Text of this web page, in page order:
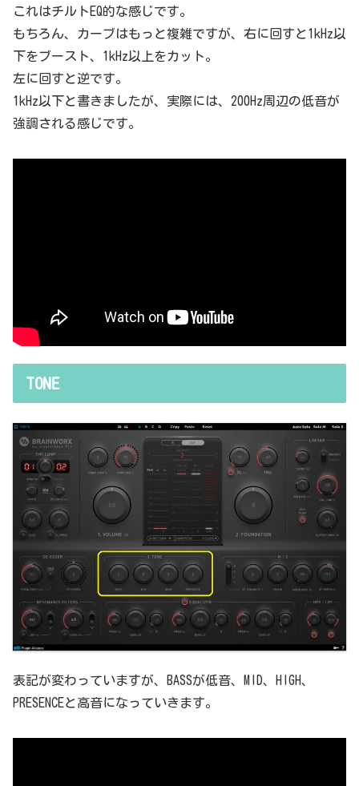
これはチルトEQ的な感じです。
もちろん、カーブはもっと複雑ですが、右に回すと1kHz以
下をブースト、1kHz以上をカット。
左に回すと逆です。
1kHz以下と書きましたが、実際には、200Hz周辺の低音が
強調される感じです。
TONE
表記が変わっていますが、BASSが低音、MID、HIGH、
PRESENCEと高音になっていきます。